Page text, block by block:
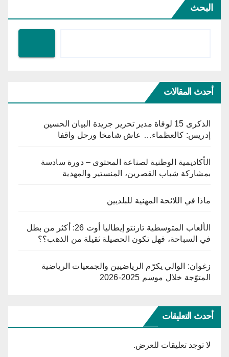
البحث
أحدث المقالات
الذكرى 15 لوفاة مدير تحرير جريدة البيان الحسين
إدريس: كالعظماء… عاش شامخا ورحل واقفا
الأكاديمية الوطنية لصناعة المحتوى – دورة سادسة
بمشاركة شباب القصرين، المنستير والمهدية
ماذا في اللائحة المهنية للبلديين
الألعاب المتوسطية تارنتو إيطاليا أوت 26: أكثر من بطل
في السباحة، فهل تكون الحصيلة ثقيلة من الذهب؟؟
زغوان: الوالي يكرّم الرياضيين والجمعيات الرياضية
المتوّجة خلال موسم 2025-2026
أحدث التعليقات
لا توجد تعليقات للعرض.